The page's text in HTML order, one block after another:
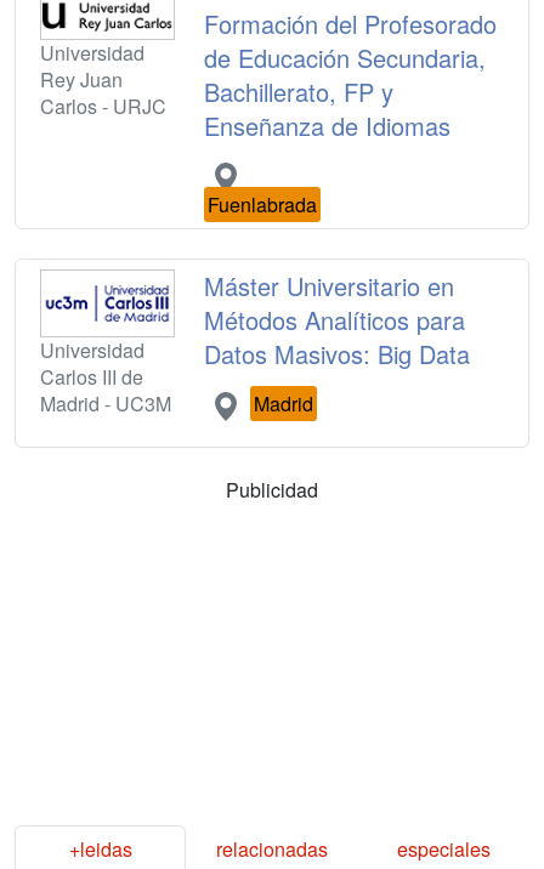
Universidad
Rey Juan
Carlos - URJC
Formación del Profesorado
de Educación Secundaria,
Bachillerato, FP y
Enseñanza de Idiomas
Fuenlabrada
Universidad
Carlos III de
Madrid - UC3M
Máster Universitario en
Métodos Analíticos para
Datos Masivos: Big Data
Madrid
Publicidad
+leidas relacionadas
especiales